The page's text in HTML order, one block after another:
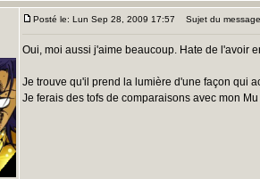
Posté le: Lun Sep 28, 2009 17:57 Sujet du
Oui, moi aussi j'aime beaucoup. Hate de l'avoir
Je trouve qu'il prend la lumière d'une façon qui
Je ferais des tofs de comparaisons avec mon